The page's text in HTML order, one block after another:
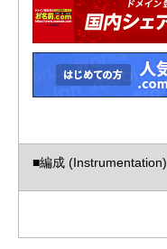
■編成 (Instrumentation)